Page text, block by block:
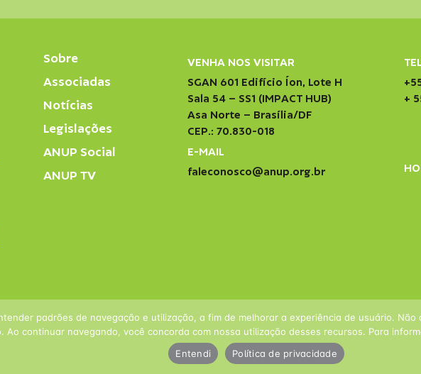
Sobre
Associadas
Notícias
Legislações
ANUP Social
ANUP TV
VENHA NOS VISITAR
SGAN 601 Edifício Íon, Lote H
Sala 54 – SS1 (IMPACT HUB)
Asa Norte – Brasília/DF
CEP.: 70.830-018
E-MAIL
faleconosco@anup.org.br
+
padrões de navegação e utilização, a fim de melhorar a experiência de usuário.
Ao continuar navegando, você concorda com nossa utilização desses recursos. Para
Entendi
Política de privacidade